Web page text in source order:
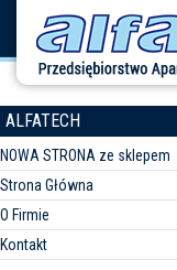
ALFATECH
NOWA STRONA ze sklepem
Strona Główna
O Firmie
Kontakt